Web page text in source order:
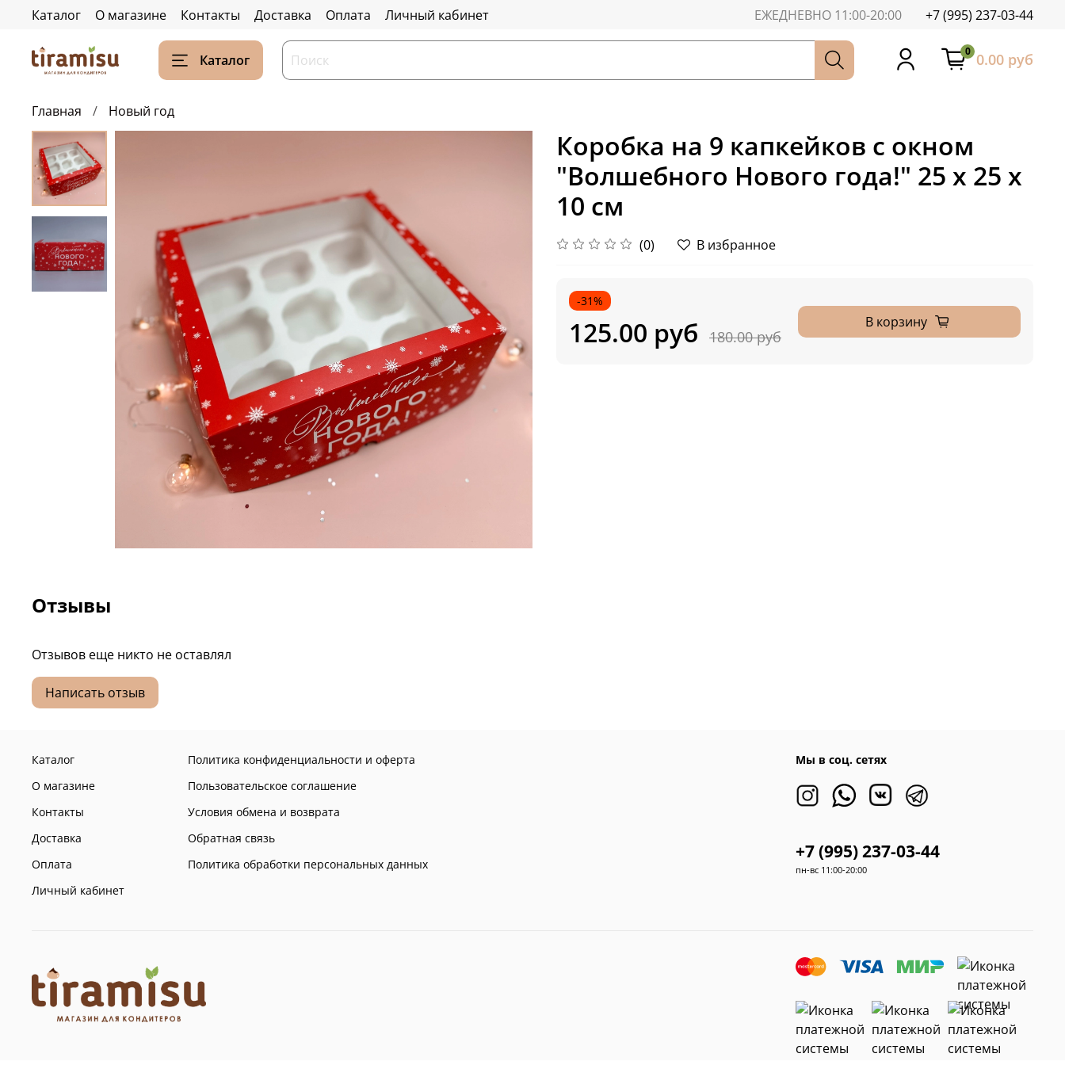
Каталог О магазине Контакты Доставка Оплата Личный кабинет ЕЖЕДНЕВНО 11:00-20:00 +7 (995) 237-03-44
Каталог
0 0.00 руб
Главная Новый год
Коробка на 9 капкейков с окном
"Волшебного Нового года!" 25 х 25 х
10 см
(0) В избранное
-31%
125.00 руб 180.00 руб
В корзину
Отзывы
Отзывов еще никто не оставлял
Написать отзыв
Каталог
О магазине
Контакты
Доставка
Оплата
Личный кабинет
Политика конфиденциальности и оферта
Пользовательское соглашение
Условия обмена и возврата
Обратная связь
Политика обработки персональных данных
Мы в соц. сетях
+7 (995) 237-03-44
пн-вс 11:00-20:00